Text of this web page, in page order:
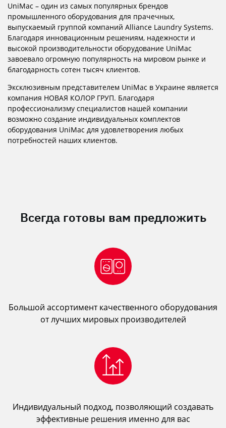
UniMac – один из самых популярных брендов
промышленного оборудования для прачечных,
выпускаемый группой компаний Alliance Laundry Systems.
Благодаря инновационным решениям, надежности и
высокой производительности оборудование UniMac
завоевало огромную популярность на мировом рынке и
благодарность сотен тысяч клиентов.
Эксклюзивным представителем UniMac в Украине является
компания НОВАЯ КОЛОР ГРУП. Благодаря
профессионализму специалистов нашей компании
возможно создание индивидуальных комплектов
оборудования UniMac для удовлетворения любых
потребностей наших клиентов.
Всегда готовы вам предложить
Большой ассортимент качественного оборудования
от лучших мировых производителей
Индивидуальный подход, позволяющий создавать
эффективные решения именно для вас